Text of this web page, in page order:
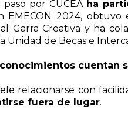
por CUCEA ha
EMECON 2024, obtuvo
Garra Creativa y ha
Unidad de Becas e
cuentan
relacionarse con
fuera de lugar.